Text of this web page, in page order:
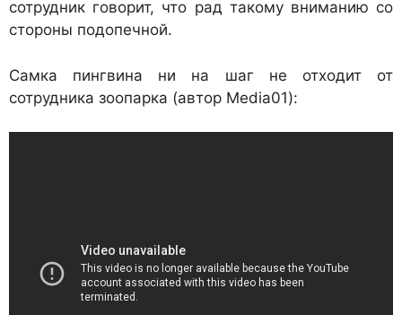
сотрудник говорит, что рад такому вниманию со
стороны подопечной.
Самка пингвина ни на шаг не отходит от
сотрудника зоопарка (автор Media01):